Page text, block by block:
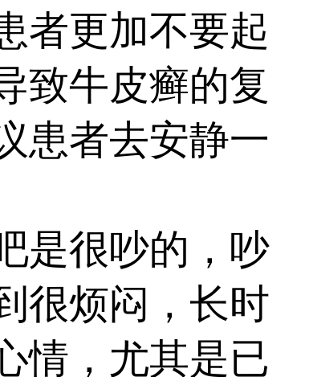
者更加不要起
致牛皮癣的复
患者去安静一
是很吵的，吵
很烦闷，长时
情，尤其是已